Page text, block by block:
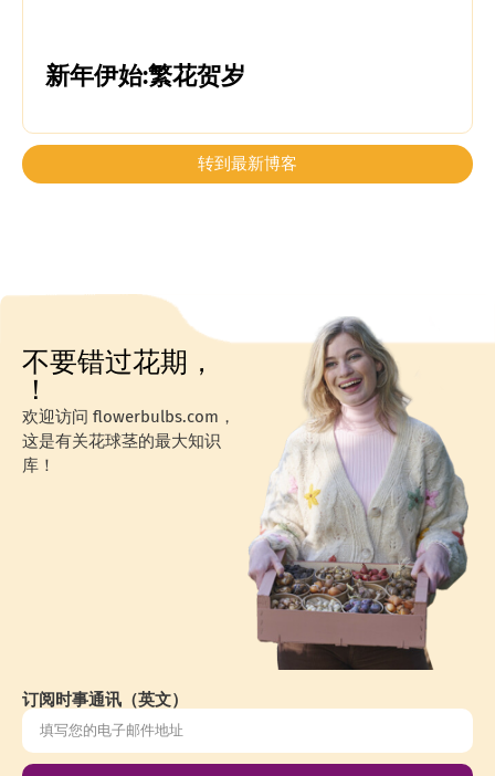
新年伊始:繁花贺岁
转到最新博客
不要错过花期，
！
欢迎访问 flowerbulbs.com，
这是有关花球茎的最大知识
库！
订阅时事通讯（英文）